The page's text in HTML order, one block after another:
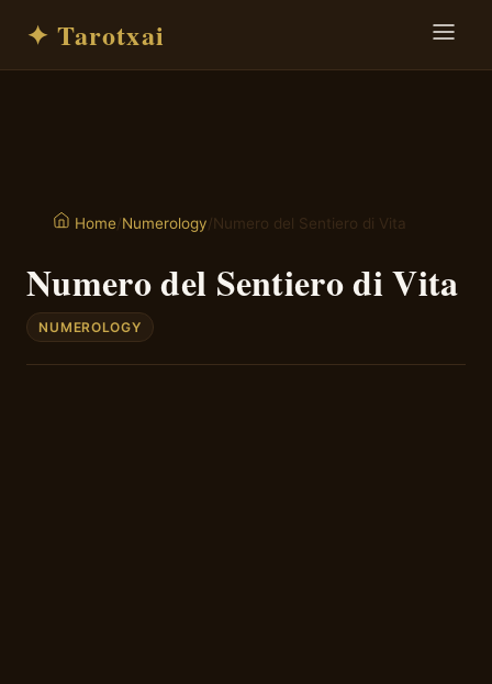
✦ Tarotxai
Home/Numerology/Numero del Sentiero di Vita
Numero del Sentiero di Vita
NUMEROLOGY